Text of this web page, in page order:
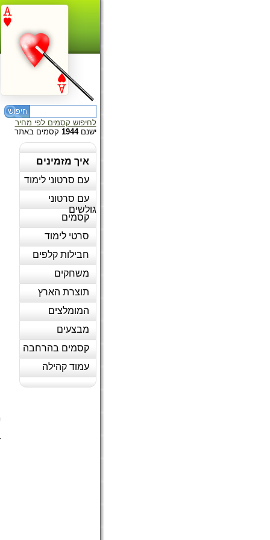
לחיפוש קסמים לפי מחיר
ישנם1944 קסמים באתר
איך מזמינים
עם סרטוני לימוד
עם סרטוני
גולשים
קסמים
סרטי לימוד
חבילות קלפים
משחקים
תוצרת הארץ
המומלצים
מבצעים
קסמים בהרחבה
עמוד קהילה